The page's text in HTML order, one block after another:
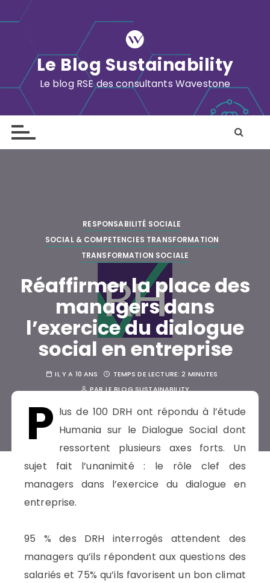
k
o
Le Blog Sustainability
Le blog RSE des consultants Wavestone
RESPONSABILITÉ SOCIALE
SOCIAL & COMPETENCIES TRANSFORMATION
TRANSFORMATION SOCIALE
Réaffirmer la place des
managers dans
l’exercice du dialogue
social en entreprise
IL Y A 10 ANS TEMPS DE LECTURE:2 MINUTES
PARLE BLOG SUSTAINABILITY
P lus de 100 DRH ont répondu à l’étude
Humania sur le Dialogue Social dont
ressortent plusieurs axes forts. Un
sujet fait l’unanimité : le rôle clef des
managers dans l’exercice du dialogue en
entreprise.
95 % des DRH interrogés attendent des
managers qu’ils répondent aux questions des
salariés et 75% qu’ils favorisent un bon climat